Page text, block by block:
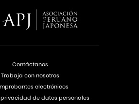
Contáctanos
Trabaja con nosotros
electrónicos
de datos personales